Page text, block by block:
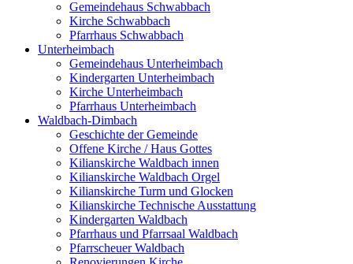
Gemeindehaus Schwabbach
Kirche Schwabbach
Pfarrhaus Schwabbach
Unterheimbach
Gemeindehaus Unterheimbach
Kindergarten Unterheimbach
Kirche Unterheimbach
Pfarrhaus Unterheimbach
Waldbach-Dimbach
Geschichte der Gemeinde
Offene Kirche / Haus Gottes
Kilianskirche Waldbach innen
Kilianskirche Waldbach Orgel
Kilianskirche Turm und Glocken
Kilianskirche Technische Ausstattung
Kindergarten Waldbach
Pfarrhaus und Pfarrsaal Waldbach
Pfarrscheuer Waldbach